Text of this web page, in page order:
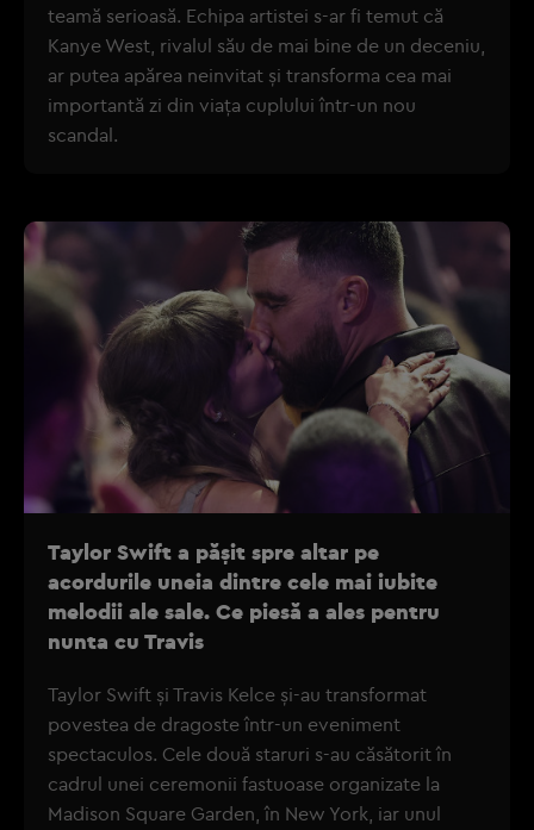
teamă serioasă. Echipa artistei s-ar fi temut că
Kanye West, rivalul său de mai bine de un deceniu,
ar putea apărea neinvitat și transforma cea mai
importantă zi din viața cuplului într-un nou
scandal.
Taylor Swift a pășit spre altar pe
acordurile uneia dintre cele mai iubite
melodii ale sale. Ce piesă a ales pentru
nunta cu Travis
Taylor Swift și Travis Kelce și-au transformat
povestea de dragoste într-un eveniment
spectaculos. Cele două staruri s-au căsătorit în
cadrul unei ceremonii fastuoase organizate la
Madison Square Garden, în New York, iar unul